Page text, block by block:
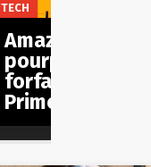
TECH
Amazon est
pourparlers
forfait mobile
Prime